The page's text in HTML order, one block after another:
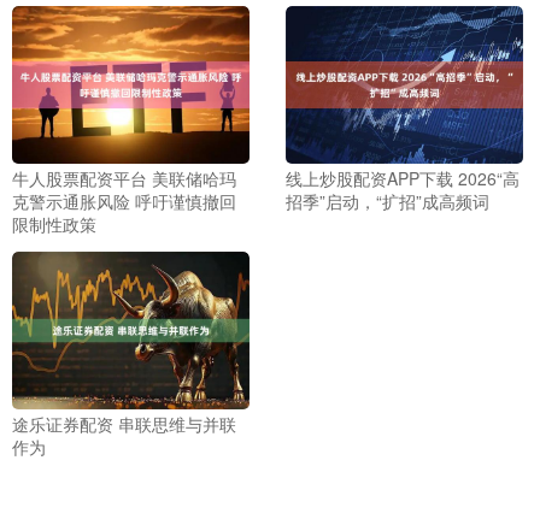
牛人股票配资平台 美联储哈玛
克警示通胀风险 呼吁谨慎撤回
限制性政策
线上炒股配资APP下载 2026“高
招季”启动，“扩招”成高频词
途乐证券配资 串联思维与并联
作为